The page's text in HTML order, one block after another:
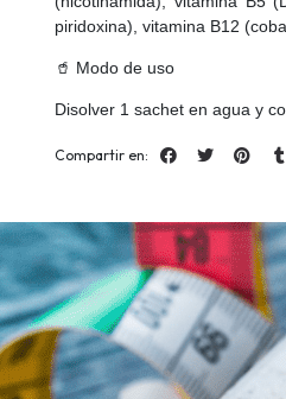
piridoxina), vitamina B12
🥤 Modo de uso
Disolver 1 sachet en agua y
Compartir en: